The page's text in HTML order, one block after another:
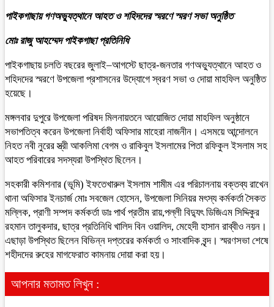
পাইকগাছায় গণঅভ্যুত্থানে আহত ও শহিদদের স্মরণে স্মরণ সভা অনুষ্ঠিত
মোঃ রাজু আহম্মেদ পাইকগাছা প্রতিনিধি
পাইকগাছায় চলতি বছরের জুলাই–আগস্টে ছাত্র-জনতার গণঅভ্যুত্থানে আহত ও
শহিদদের স্মরণে উপজেলা প্রশাসনের উদ্যোগে স্বরণ সভা ও দোয়া মাহফিল অনুষ্ঠিত
হয়েছে।
মঙ্গলবার দুপুরে উপজেলা পরিষদ মিলনায়তনে আয়োজিত দোয়া মাহফিল অনুষ্ঠানে
সভাপতিত্ব করেন উপজেলা নির্বাহী অফিসার মাহেরা নাজনীন। এসময়ে আন্দোলনে
নিহত নবী নুরের স্ত্রী আকলিমা বেগম ও রাকিবুল ইসলামের পিতা রফিকুল ইসলাম সহ
আহত পরিবারের সদস্যরা উপস্থিত ছিলেন।
সহকারী কমিশনার (ভূমি) ইফতেখারুল ইসলাম শামীম এর পরিচালনায় বক্তব্য রাখেন
থানা অফিসার ইনচার্জ মোঃ সবজেল হোসেন, উপজেলা সিনিয়র মৎস্য কর্মকর্তা সৈকত
মল্লিক, প্রাণী সম্পদ কর্মকর্তা ডাঃ পার্থ প্রতীম রায়,পল্লী বিদ্যুৎ ডিজিএম সিদ্দিকুর
রহমান তালুকদার, ছাত্র প্রতিনিধি খালিদ বিন ওয়ালিদ, মেহেদী হাসান রাব্বীও নয়ন।
এছাড়া উপস্থিত ছিলেন বিভিন্ন দপ্তরের কর্মকর্তা ও সাংবাদিক বৃন্দ। স্মরণসভা শেষে
শহীদদের রুহের মাগফেরাত কামনায় দোয়া করা হয়।
আপনার মতামত লিখুন :